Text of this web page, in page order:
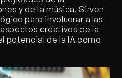
y de la música. Sirven
para involucrar a las
creativos de la
potencial de la IA como